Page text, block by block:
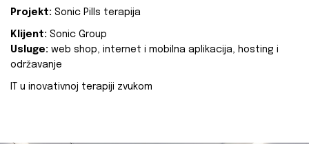
Projekt: Sonic Pills terapija
Klijent: Sonic Group
Usluge: web shop, internet i mobilna aplikacija, hosting i
održavanje
IT u inovativnoj terapiji zvukom